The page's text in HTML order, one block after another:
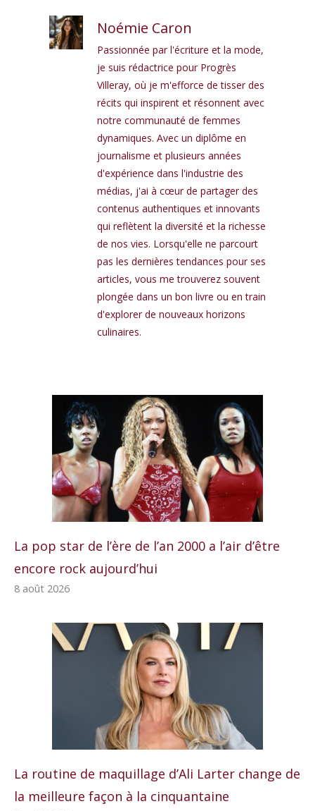
Noémie Caron
Passionnée par l'écriture et la mode,
je suis rédactrice pour Progrès
Villeray, où je m'efforce de tisser des
récits qui inspirent et résonnent avec
notre communauté de femmes
dynamiques. Avec un diplôme en
journalisme et plusieurs années
d'expérience dans l'industrie des
médias, j'ai à cœur de partager des
contenus authentiques et innovants
qui reflètent la diversité et la richesse
de nos vies. Lorsqu'elle ne parcourt
pas les dernières tendances pour ses
articles, vous me trouverez souvent
plongée dans un bon livre ou en train
d'explorer de nouveaux horizons
culinaires.
La pop star de l’ère de l’an 2000 a l’air d’être
encore rock aujourd’hui
8 août 2026
La routine de maquillage d’Ali Larter change de
la meilleure façon à la cinquantaine